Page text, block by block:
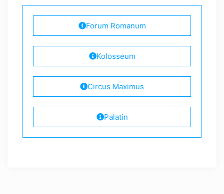
Forum Romanum
Kolosseum
Circus Maximus
Palatin